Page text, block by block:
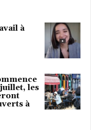
à
les
à